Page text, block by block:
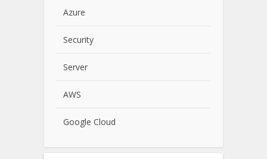
Azure
Security
Server
AWS
Google Cloud